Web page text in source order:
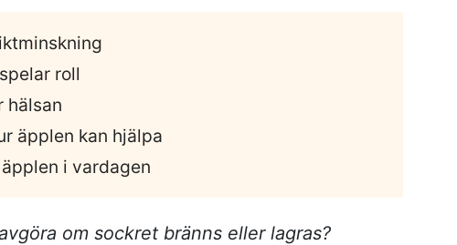
roll
hälsan
äpplen kan hjälpa
i vardagen
om sockret bränns eller lagras?